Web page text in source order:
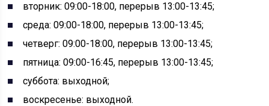
вторник: 09:00-18:00, перерыв 13:00-13:45;
среда: 09:00-18:00, перерыв 13:00-13:45;
четверг: 09:00-18:00, перерыв 13:00-13:45;
пятница: 09:00-16:45, перерыв 13:00-13:45;
суббота: выходной;
воскресенье: выходной.